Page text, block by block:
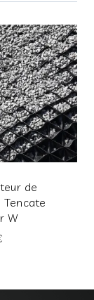
de
Tencate
W